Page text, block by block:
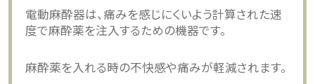
電動麻酔器は、痛みを感じにくいよう計算された速
度で麻酔薬を注入するための機器です。
麻酔薬を入れる時の不快感や痛みが軽減されます。